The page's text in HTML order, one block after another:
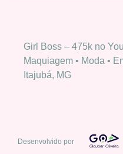
Girl Boss – 475k no
Maquiagem • Moda •
Itajubá, MG
Desenvolvido por